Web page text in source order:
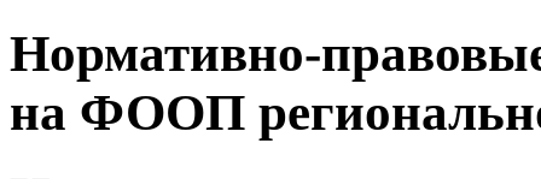
Нормативно-
на ФООП